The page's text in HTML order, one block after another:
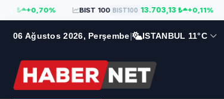
+0,70% BIST 100 BIST100 13.703,13 ₺ +0,11%
06 Ağustos 2026, Perşembe| ISTANBUL 11°C